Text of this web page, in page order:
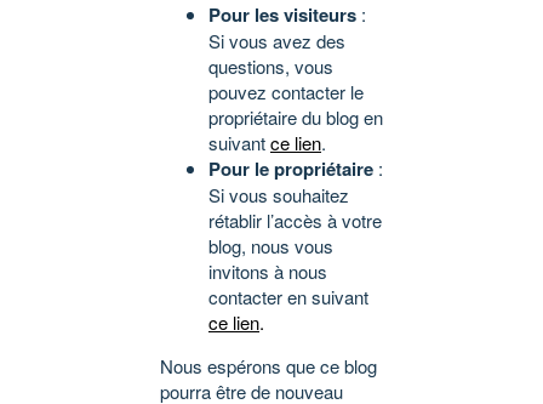
Pour les visiteurs :
Si vous avez des
questions, vous
pouvez contacter le
propriétaire du blog en
suivantce lien.
Pour le propriétaire :
Si vous souhaitez
rétablir l’accès à votre
blog, nous vous
invitons à nous
contacter en suivant
ce lien.
Nous espérons que ce blog
pourra être de nouveau